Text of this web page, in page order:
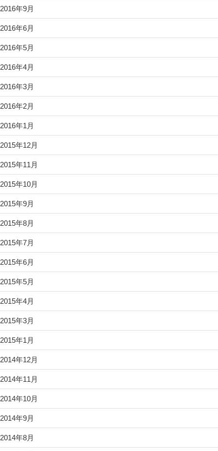
2016年9月
2016年6月
2016年5月
2016年4月
2016年3月
2016年2月
2016年1月
2015年12月
2015年11月
2015年10月
2015年9月
2015年8月
2015年7月
2015年6月
2015年5月
2015年4月
2015年3月
2015年1月
2014年12月
2014年11月
2014年10月
2014年9月
2014年8月